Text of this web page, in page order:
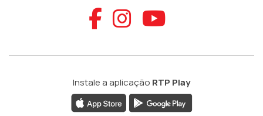
Aceder ao
Aceder ao
Aceder
Instale a aplicação RTP Play